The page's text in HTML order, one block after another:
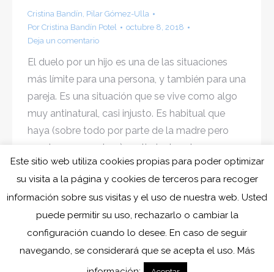
Cristina Bandín, Pilar Gómez-Ulla
Por Cristina Bandín Potel
octubre 8, 2018
Deja un comentario
El duelo por un hijo es una de las situaciones
más límite para una persona, y también para una
pareja. Es una situación que se vive como algo
muy antinatural, casi injusto. Es habitual que
haya (sobre todo por parte de la madre pero
puede ser en ambos) sentimientos de
culpabilidad, y esto es difícil…
Este sitio web utiliza cookies propias para poder optimizar
su visita a la página y cookies de terceros para recoger
información sobre sus visitas y el uso de nuestra web. Usted
puede permitir su uso, rechazarlo o cambiar la
configuración cuando lo desee. En caso de seguir
navegando, se considerará que se acepta el uso. Más